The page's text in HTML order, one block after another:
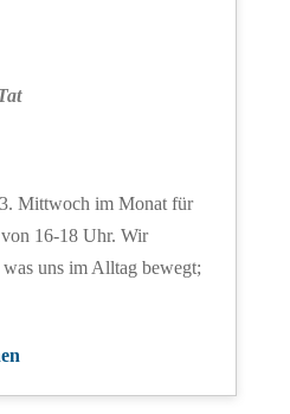
Mittwoch im Monat für
16-18 Uhr. Wir
uns im Alltag bewegt;